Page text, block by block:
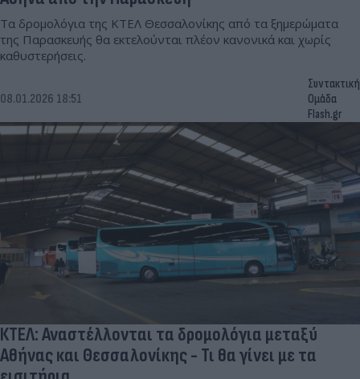
Τα δρομολόγια της ΚΤΕΛ Θεσσαλονίκης από τα ξημερώματα
της Παρασκευής θα εκτελούνται πλέον κανονικά και χωρίς
καθυστερήσεις.
08.01.2026 18:51
Συντακτική
Ομάδα
Flash.gr
ΚΤΕΛ: Αναστέλλονται τα δρομολόγια μεταξύ
Αθήνας και Θεσσαλονίκης - Τι θα γίνει με τα